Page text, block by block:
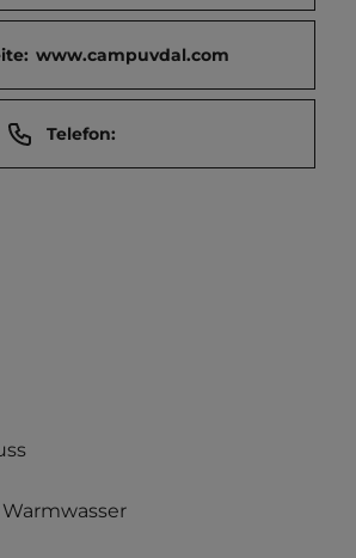
www.campuvdal.com
Telefon: